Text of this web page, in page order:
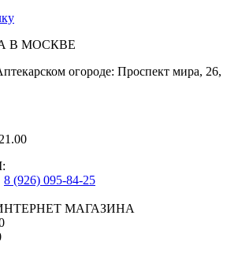
В МОСКВЕ
огороде: Проспект мира, 26,
8 (926) 095-84-25
МАГАЗИНА